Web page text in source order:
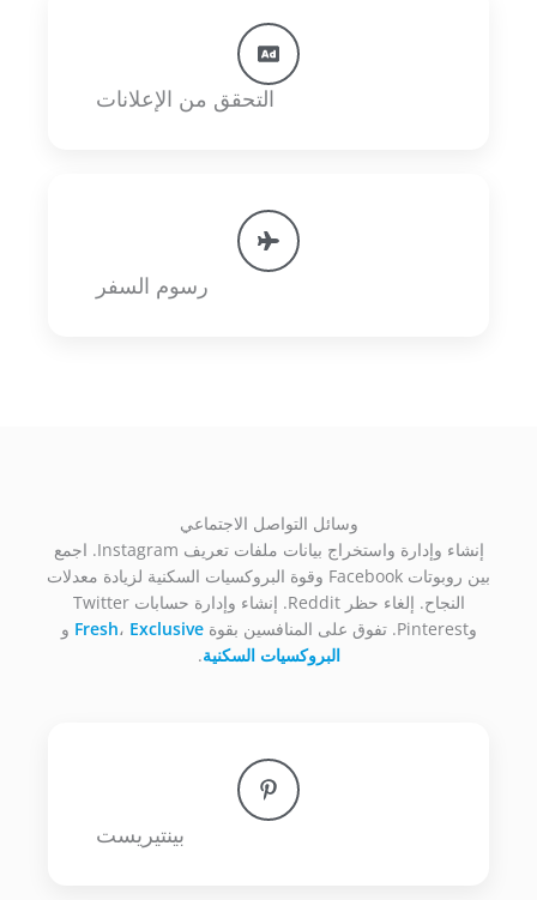
التحقق من الإعلانات
رسوم السفر
بينتيريست
وسائل التواصل الاجتماعي
إنشاء وإدارة واستخراج بيانات ملفات تعريف Instagram. اجمع
بين روبوتات Facebook وقوة البروكسيات السكنية لزيادة معدلات
النجاح. إلغاء حظر Reddit. إنشاء وإدارة حسابات Twitter
وPinterest. تفوق على المنافسين بقوة
Fresh، Exclusive
و
البروكسيات السكنية.​